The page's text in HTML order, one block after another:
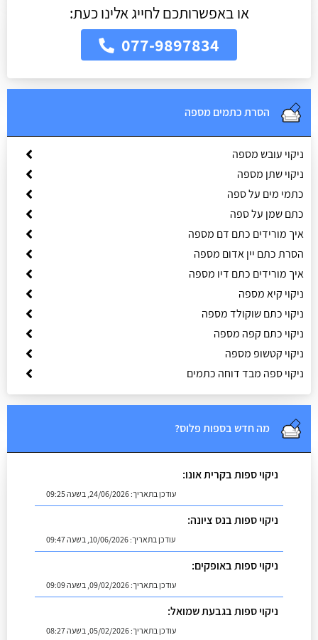
או באפשרותכם לחייג אלינו כעת:
077-9897834
הסרת כתמים מספה
ניקוי עובש מספה
ניקוי שתן מספה
כתמי מים על ספה
כתם שמן על ספה
איך מורידים כתם דם מספה
הסרת כתם יין אדום מספה
איך מורידים כתם דיו מספה
ניקוי קיא מספה
ניקוי כתם שוקולד מספה
ניקוי כתם קפה מספה
ניקוי קטשופ מספה
ניקוי ספה מבד דוחה כתמים
מה חדש בספות פלוס?
ניקוי ספות בקרית אונו:
עודכן בתאריך:24/06/2026, בשעה 09:25
ניקוי ספות בנס ציונה:
עודכן בתאריך:10/06/2026, בשעה 09:47
ניקוי ספות באופקים:
עודכן בתאריך:09/02/2026, בשעה 09:09
ניקוי ספות בגבעת שמואל:
עודכן בתאריך:05/02/2026, בשעה 08:27